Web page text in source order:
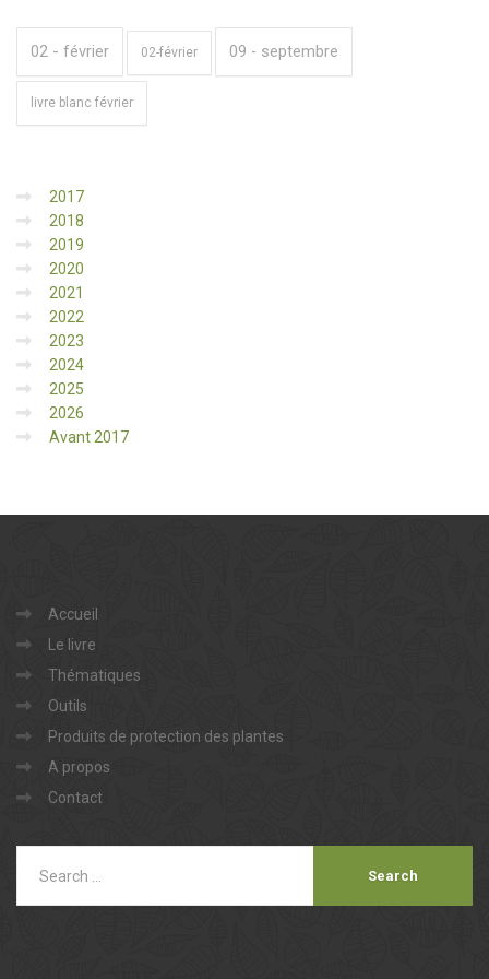
02 - février 02-février 09 - septembre
livre blanc février
2017
2018
2019
2020
2021
2022
2023
2024
2025
2026
Avant 2017
Accueil
Le livre
Thématiques
Outils
Produits de protection des plantes
A propos
Contact